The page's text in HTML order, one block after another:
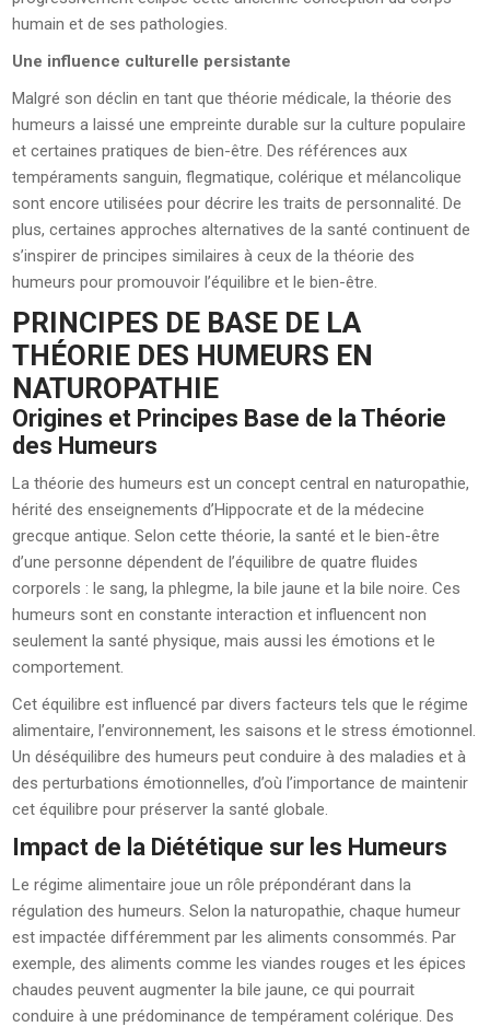
humain et de ses pathologies.
Une influence culturelle persistante
Malgré son déclin en tant que théorie médicale, la théorie des
humeurs a laissé une empreinte durable sur la culture populaire
et certaines pratiques de bien-être. Des références aux
tempéraments sanguin, flegmatique, colérique et mélancolique
sont encore utilisées pour décrire les traits de personnalité. De
plus, certaines approches alternatives de la santé continuent de
s’inspirer de principes similaires à ceux de la théorie des
humeurs pour promouvoir l’équilibre et le bien-être.
PRINCIPES DE BASE DE LA
THÉORIE DES HUMEURS EN
NATUROPATHIE
Origines et Principes Base de la Théorie
des Humeurs
La théorie des humeurs est un concept central en naturopathie,
hérité des enseignements d’Hippocrate et de la médecine
grecque antique. Selon cette théorie, la santé et le bien-être
d’une personne dépendent de l’équilibre de quatre fluides
corporels : le sang, la phlegme, la bile jaune et la bile noire. Ces
humeurs sont en constante interaction et influencent non
seulement la santé physique, mais aussi les émotions et le
comportement.
Cet équilibre est influencé par divers facteurs tels que le régime
alimentaire, l’environnement, les saisons et le stress émotionnel.
Un déséquilibre des humeurs peut conduire à des maladies et à
des perturbations émotionnelles, d’où l’importance de maintenir
cet équilibre pour préserver la santé globale.
Impact de la Diététique sur les Humeurs
Le régime alimentaire joue un rôle prépondérant dans la
régulation des humeurs. Selon la naturopathie, chaque humeur
est impactée différemment par les aliments consommés. Par
exemple, des aliments comme les viandes rouges et les épices
chaudes peuvent augmenter la bile jaune, ce qui pourrait
conduire à une prédominance de tempérament colérique. Des